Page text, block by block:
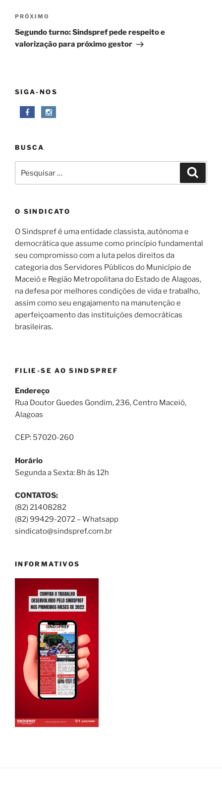
Próximo
post
PRÓXIMO
Segundo turno: Sindspref pede respeito e
valorização para próximo gestor
SIGA-NOS
BUSCA
por:
O SINDICATO
O Sindspref é uma entidade classista, autônoma e
democrática que assume como princípio fundamental
seu compromisso com a luta pelos direitos da
categoria dos Servidores Públicos do Município de
Maceió e Região Metropolitana do Estado de Alagoas,
na defesa por melhores condições de vida e trabalho,
assim como seu engajamento na manutenção e
aperfeiçoamento das instituições democráticas
brasileiras.
FILIE-SE AO SINDSPREF
Endereço
Rua Doutor Guedes Gondim, 236, Centro Maceió,
Alagoas
CEP: 57020-260
Horário
Segunda a Sexta: 8h às 12h
CONTATOS:
(82) 21408282
(82) 99429-2072 – Whatsapp
sindicato@sindspref.com.br
INFORMATIVOS